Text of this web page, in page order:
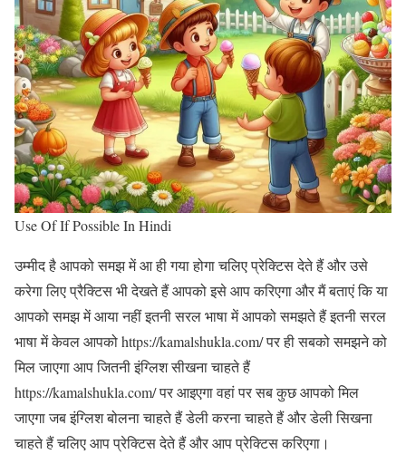
Use Of If Possible In Hindi
उम्मीद है आपको समझ में आ ही गया होगा चलिए प्रेक्टिस देते हैं और उसे
करेगा लिए प्रैक्टिस भी देखते हैं आपको इसे आप करिएगा और मैं बताएं कि या
आपको समझ में आया नहीं इतनी सरल भाषा में आपको समझते हैं इतनी सरल
भाषा में केवल आपको https://kamalshukla.com/ पर ही सबको समझने को
मिल जाएगा आप जितनी इंग्लिश सीखना चाहते हैं
https://kamalshukla.com/ पर आइएगा वहां पर सब कुछ आपको मिल
जाएगा जब इंग्लिश बोलना चाहते हैं डेली करना चाहते हैं और डेली सिखना
चाहते हैं चलिए आप प्रेक्टिस देते हैं और आप प्रेक्टिस करिएगा।